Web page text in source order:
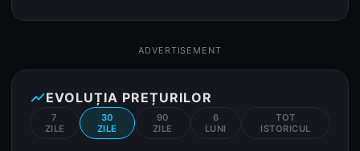
ADVERTISEMENT
show_chartEVOLUȚIA PREȚURILOR
7
ZILE
30
ZILE
90
ZILE
6
LUNI
TOT
ISTORICUL